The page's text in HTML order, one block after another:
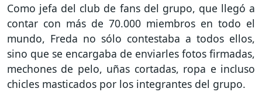
Como jefa del club de fans del grupo, que llegó a
contar con más de 70.000 miembros en todo el
mundo, Freda no sólo contestaba a todos ellos,
sino que se encargaba de enviarles fotos firmadas,
mechones de pelo, uñas cortadas, ropa e incluso
chicles masticados por los integrantes del grupo.